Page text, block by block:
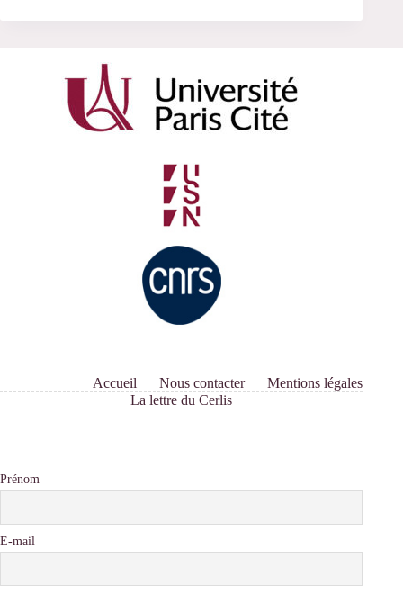
Accueil Nous contacter
Mentions légales
La lettre du Cerlis
Prénom
E-mail